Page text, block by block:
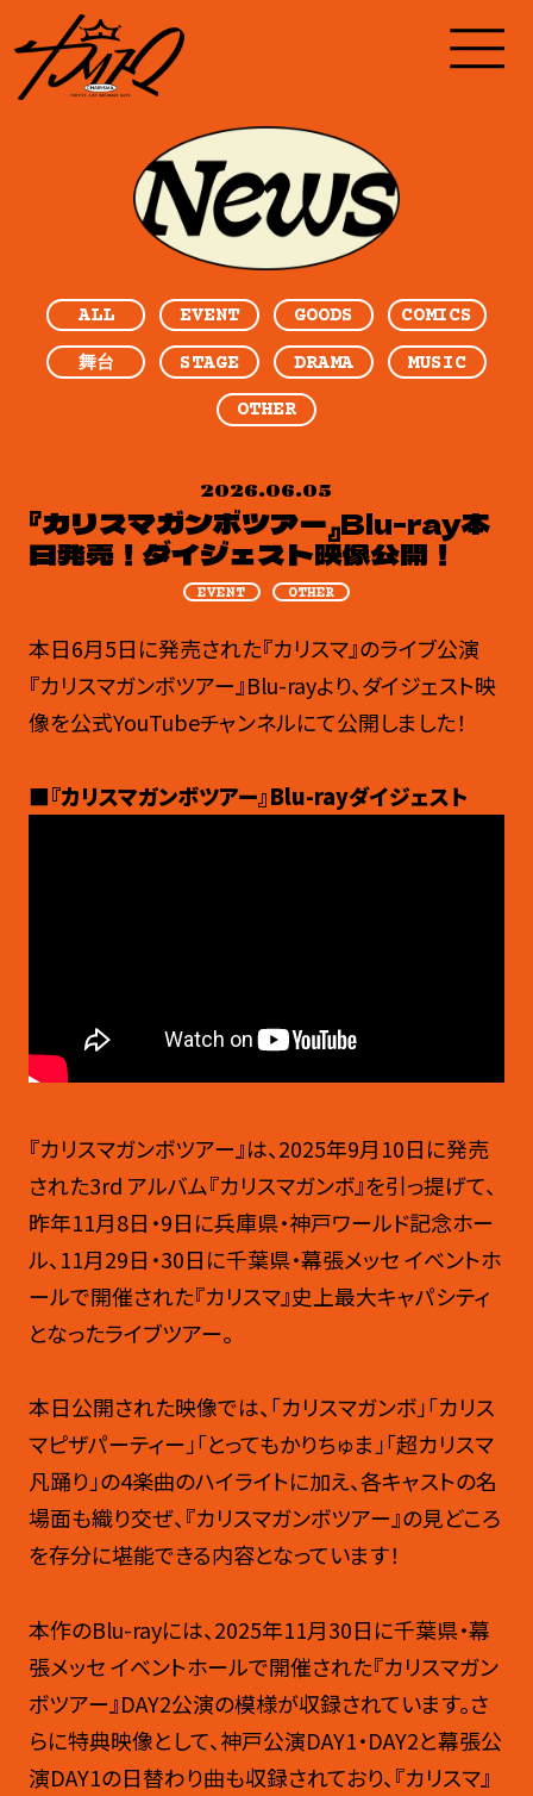
ALL EVENT GOODS COMICS
舞台 STAGE DRAMA MUSIC
OTHER
2026.06.05
EVENT OTHER
『カリスマガンボツアー』Blu-ray本
日発売！ダイジェスト映像公開！
本日6月5日に発売された『カリスマ』のライブ公演
『カリスマガンボツアー』Blu-rayより、ダイジェスト映
像を公式YouTubeチャンネルにて公開しました！
■『カリスマガンボツアー』Blu-rayダイジェスト
『カリスマガンボツアー』は、2025年9月10日に発売
された3rd アルバム『カリスマガンボ』を引っ提げて、
昨年11月8日・9日に兵庫県・神戸ワールド記念ホー
ル、11月29日・30日に千葉県・幕張メッセ イベントホ
ールで開催された『カリスマ』史上最大キャパシティ
となったライブツアー。
本日公開された映像では、「カリスマガンボ」「カリス
マピザパーティー」「とってもかりちゅま」「超カリスマ
凡踊り」の4楽曲のハイライトに加え、各キャストの名
場面も織り交ぜ、『カリスマガンボツアー』の見どころ
を存分に堪能できる内容となっています！
本作のBlu-rayには、2025年11月30日に千葉県・幕
張メッセ イベントホールで開催された『カリスマガン
ボツアー』DAY2公演の模様が収録されています。さ
らに特典映像として、神戸公演DAY1・DAY2と幕張公
演DAY1の日替わり曲も収録されており、『カリスマ』